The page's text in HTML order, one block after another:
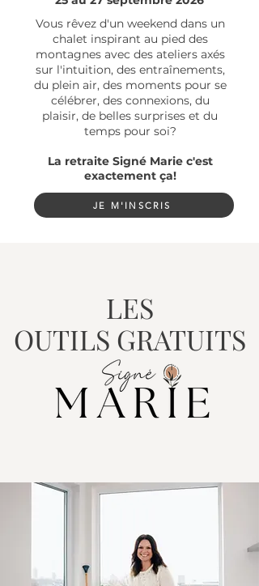
Vous rêvez d'un weekend dans un
chalet inspirant au pied des
montagnes avec des ateliers axés
sur l'intuition, des entraînements,
du plein air, des moments pour se
célébrer, des connexions, du
plaisir, de belles surprises et du
temps pour soi?
La retraite Signé Marie c'est
exactement ça!
JE M'INSCRIS
LES
OUTILS GRATUITS